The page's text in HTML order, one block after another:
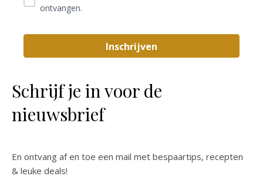
ontvangen.
Schrijf je in voor de
nieuwsbrief
En ontvang af en toe een mail met bespaartips, recepten
& leuke deals!